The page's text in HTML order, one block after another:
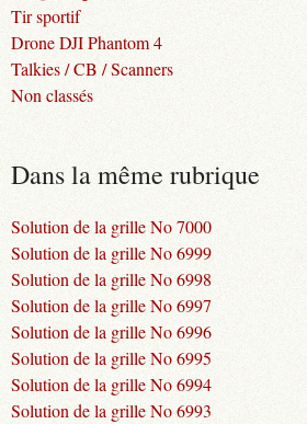
Tir sportif
Drone DJI Phantom 4
Talkies / CB / Scanners
Non classés
Dans la même rubrique
Solution de la grille No 7000
Solution de la grille No 6999
Solution de la grille No 6998
Solution de la grille No 6997
Solution de la grille No 6996
Solution de la grille No 6995
Solution de la grille No 6994
Solution de la grille No 6993